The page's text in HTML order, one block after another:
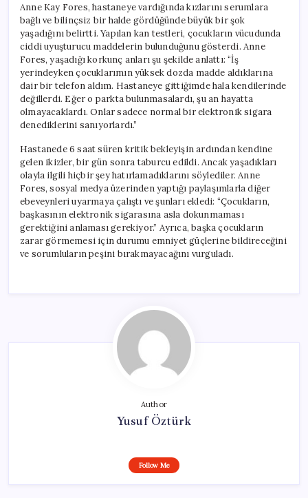
Anne Kay Fores, hastaneye vardığında kızlarını serumlara
bağlı ve bilinçsiz bir halde gördüğünde büyük bir şok
yaşadığını belirtti. Yapılan kan testleri, çocukların vücudunda
ciddi uyuşturucu maddelerin bulunduğunu gösterdi. Anne
Fores, yaşadığı korkunç anları şu şekilde anlattı: “İş
yerindeyken çocuklarımın yüksek dozda madde aldıklarına
dair bir telefon aldım. Hastaneye gittiğimde hala kendilerinde
değillerdi. Eğer o parkta bulunmasalardı, şu an hayatta
olmayacaklardı. Onlar sadece normal bir elektronik sigara
denediklerini sanıyorlardı.”
Hastanede 6 saat süren kritik bekleyişin ardından kendine
gelen ikizler, bir gün sonra taburcu edildi. Ancak yaşadıkları
olayla ilgili hiçbir şey hatırlamadıklarını söylediler. Anne
Fores, sosyal medya üzerinden yaptığı paylaşımlarla diğer
ebeveynleri uyarmaya çalıştı ve şunları ekledi: “Çocukların,
başkasının elektronik sigarasına asla dokunmaması
gerektiğini anlaması gerekiyor.” Ayrıca, başka çocukların
zarar görmemesi için durumu emniyet güçlerine bildireceğini
ve sorumluların peşini bırakmayacağını vurguladı.
Author
Yusuf Öztürk
Follow Me